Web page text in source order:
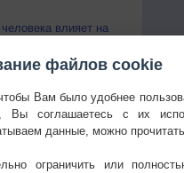
влияет на
неожиданную
нельзя есть
файлов cookie
Вам было удобнее
Вы соглашаетесь с их
данные, можно
ограничить или